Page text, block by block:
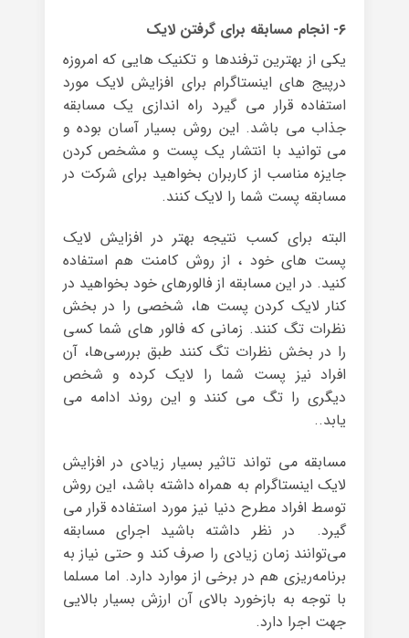
۶- انجام مسابقه برای گرفتن لایک
یکی از بهترین ترفندها و تکنیک هایی که امروزه
درپیج های اینستاگرام برای افزایش لایک مورد
استفاده قرار می گیرد راه اندازی یک مسابقه
جذاب می باشد. این روش بسیار آسان بوده و
می توانید با انتشار یک پست و مشخص کردن
جایزه مناسب از کاربران بخواهید برای شرکت در
مسابقه پست شما را لایک کنند.
البته برای کسب نتیجه بهتر در افزایش لایک
پست های خود ، از روش کامنت هم استفاده
کنید. در این مسابقه از فالورهای خود بخواهید در
کنار لایک کردن پست ها، شخصی را در بخش
نظرات تگ کنند. زمانی که فالور ‌های شما کسی
را در بخش نظرات تگ کنند طبق بررسی‌ها، آن
افراد نیز پست شما را لایک کرده و شخص
دیگری را تگ می کنند و این روند ادامه می
یابد..
مسابقه می تواند تاثیر بسیار زیادی در افزایش
لایک اینستاگرام به همراه داشته باشد، این روش
توسط افراد مطرح دنیا نیز مورد استفاده قرار می
گیرد. در نظر داشته باشید اجرای مسابقه
می‌توانند زمان زیادی را صرف کند و حتی نیاز به
برنامه‌ریزی هم در برخی از موارد دارد. اما مسلما
با توجه به بازخورد بالای آن ارزش بسیار بالایی
جهت اجرا دارد.